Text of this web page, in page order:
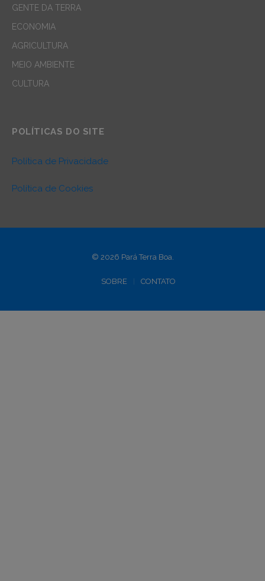
GENTE DA TERRA
ECONOMIA
AGRICULTURA
MEIO AMBIENTE
CULTURA
POLÍTICAS DO SITE
Política de Privacidade
Política de Cookies
© 2026 Pará Terra Boa.
SOBRE CONTATO